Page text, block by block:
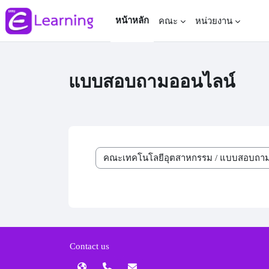
ข้ามไปที่เนื้อหาหลัก
หน้าหลัก
คณะ หน่วยงาน
แบบสอบถามออนไลน์
ประเภทของรายวิชา
Contact us